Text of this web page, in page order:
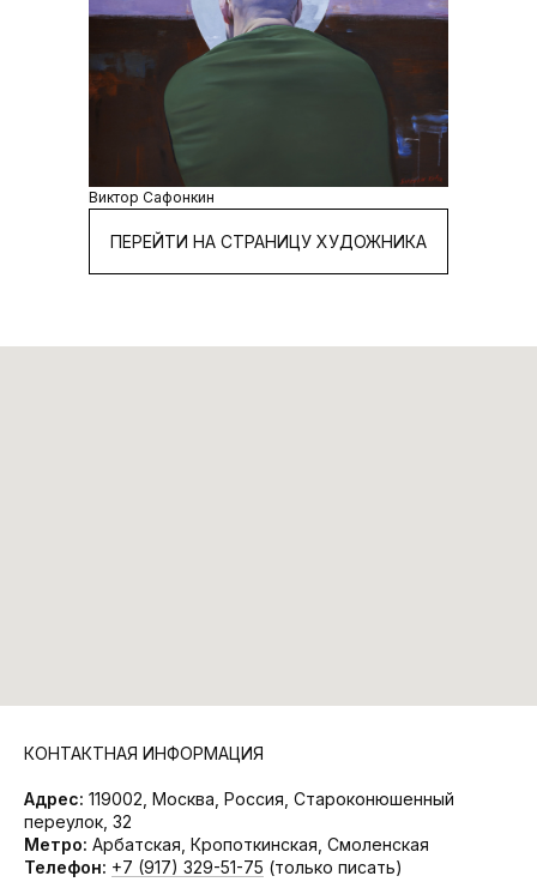
Виктор Сафонкин
ПЕРЕЙТИ НА СТРАНИЦУ ХУДОЖНИКА
КОНТАКТНАЯ ИНФОРМАЦИЯ
Адрес: 119002, Москва, Россия, Староконюшенный
переулок, 32
Метро: Арбатская, Кропоткинская, Смоленская
Телефон: +7 (917) 329-51-75 (только писать)